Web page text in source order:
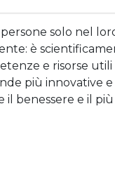
persone solo nel
è
e risorse utili
più innovative
benessere e il